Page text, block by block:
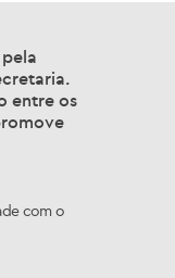
entre os
com o